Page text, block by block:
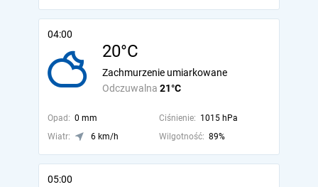
04:00
20°C
Odczuwalna 21°C
Zachmurzenie umiarkowane
Opad: 0 mm Ciśnienie: 1015 hPa
Wiatr:
6 km/h Wilgotność: 89%
05:00